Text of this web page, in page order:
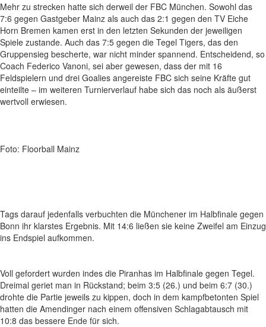
Mehr zu strecken hatte sich derweil der FBC München. Sowohl das
7:6 gegen Gastgeber Mainz als auch das 2:1 gegen den TV Eiche
Horn Bremen kamen erst in den letzten Sekunden der jeweiligen
Spiele zustande. Auch das 7:5 gegen die Tegel Tigers, das den
Gruppensieg bescherte, war nicht minder spannend. Entscheidend, so
Coach Federico Vanoni, sei aber gewesen, dass der mit 16
Feldspielern und drei Goalies angereiste FBC sich seine Kräfte gut
einteilte – im weiteren Turnierverlauf habe sich das noch als äußerst
wertvoll erwiesen.
Foto: Floorball Mainz
Tags darauf jedenfalls verbuchten die Münchener im Halbfinale gegen
Bonn ihr klarstes Ergebnis. Mit 14:6 ließen sie keine Zweifel am Einzug
ins Endspiel aufkommen.
Voll gefordert wurden indes die Piranhas im Halbfinale gegen Tegel.
Dreimal geriet man in Rückstand; beim 3:5 (26.) und beim 6:7 (30.)
drohte die Partie jeweils zu kippen, doch in dem kampfbetonten Spiel
hatten die Amendinger nach einem offensiven Schlagabtausch mit
10:8 das bessere Ende für sich.